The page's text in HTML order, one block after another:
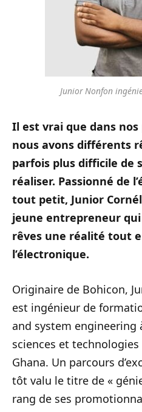
Junior Nonfon
Il est vrai que dans nos
nous avons différents
parfois plus difficile de
réaliser. Passionné de
tout petit, Junior
jeune entrepreneur
rêves une réalité tout
l’électronique.
Originaire de Bohicon,
est ingénieur de
and system engineering
sciences et
Ghana. Un parcours
tôt valu le titre de «
rang de ses